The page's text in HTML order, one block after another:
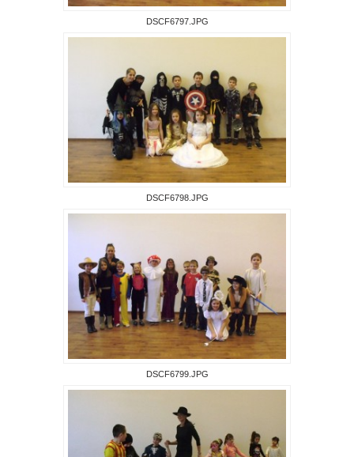
DSCF6797.JPG
DSCF6798.JPG
DSCF6799.JPG